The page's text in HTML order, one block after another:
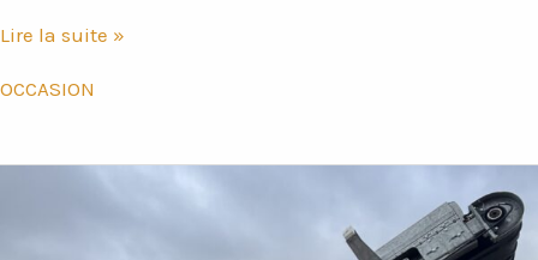
Lire la suite »
OCCASION